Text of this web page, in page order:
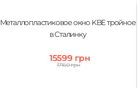
Металлопластиковое окно KBE тройное
в Сталинку
15599 грн
17160 грн